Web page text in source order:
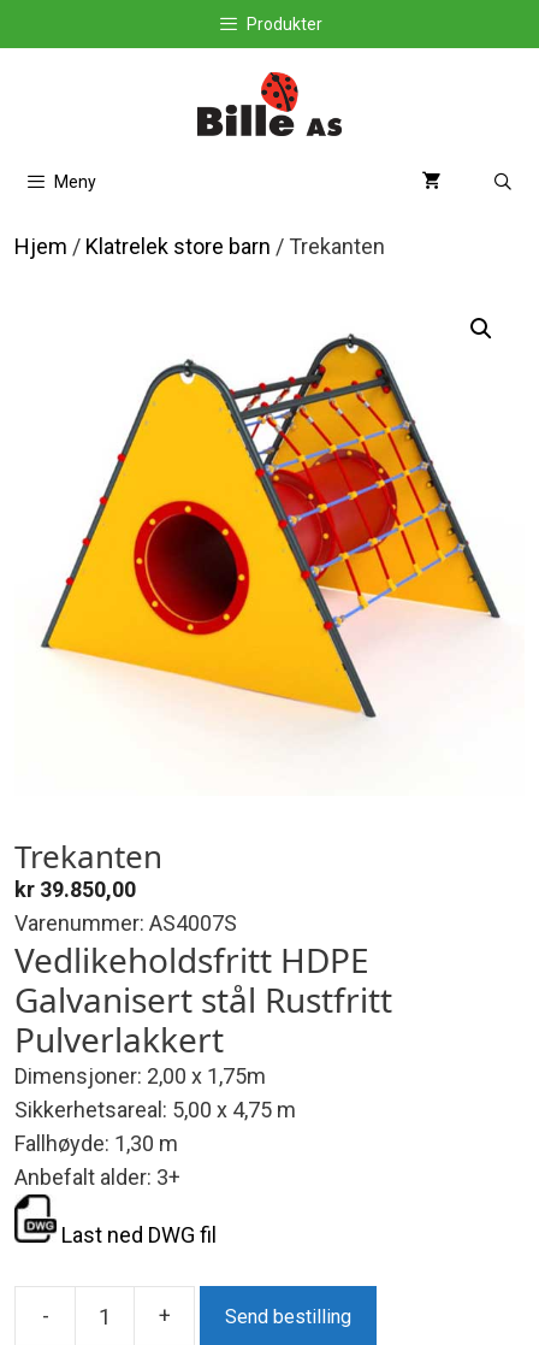
til
Produkter
Meny
Hjem / Klatrelek store barn / Trekanten
Trekanten
kr 39.850,00
Varenummer: AS4007S
Vedlikeholdsfritt HDPE
Galvanisert stål Rustfritt
Pulverlakkert
Dimensjoner: 2,00 x 1,75m
Sikkerhetsareal: 5,00 x 4,75 m
Fallhøyde: 1,30 m
Anbefalt alder: 3+
Last ned DWG fil
-
Trekanten
+ Send bestilling